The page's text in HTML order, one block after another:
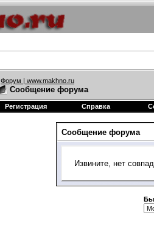
Форум | www.makhno.ru
Сообщение форума
Регистрация Справка
Сообщение форума
Извините, нет